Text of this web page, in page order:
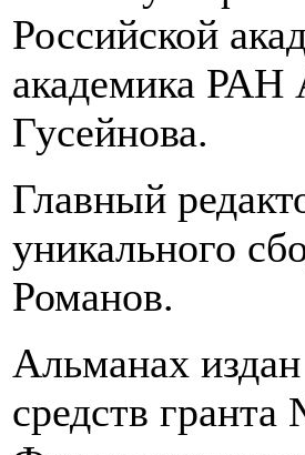
Российской
академика
Гусейнова.
Главный
уникального
Романов.
Альманах издан
средств